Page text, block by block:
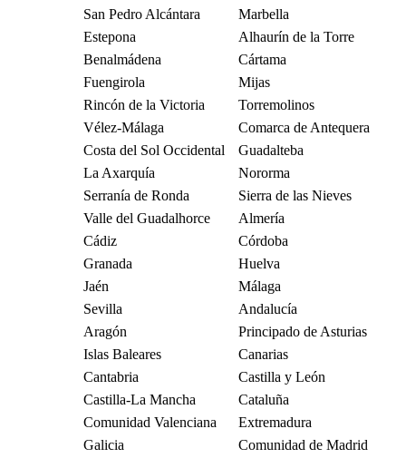
San Pedro Alcántara
Marbella
Estepona
Alhaurín de la Torre
Benalmádena
Cártama
Fuengirola
Mijas
Rincón de la Victoria
Torremolinos
Vélez-Málaga
Comarca de Antequera
Costa del Sol Occidental
Guadalteba
La Axarquía
Nororma
Serranía de Ronda
Sierra de las Nieves
Valle del Guadalhorce
Almería
Cádiz
Córdoba
Granada
Huelva
Jaén
Málaga
Sevilla
Andalucía
Aragón
Principado de Asturias
Islas Baleares
Canarias
Cantabria
Castilla y León
Castilla-La Mancha
Cataluña
Comunidad Valenciana
Extremadura
Galicia
Comunidad de Madrid